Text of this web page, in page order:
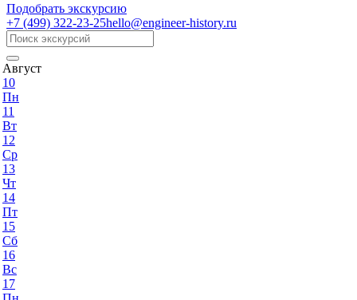
Подобрать экскурсию
+7 (499) 322-23-25hello@engineer-history.ru
Август
10
Пн
11
Вт
12
Ср
13
Чт
14
Пт
15
Сб
16
Вс
17